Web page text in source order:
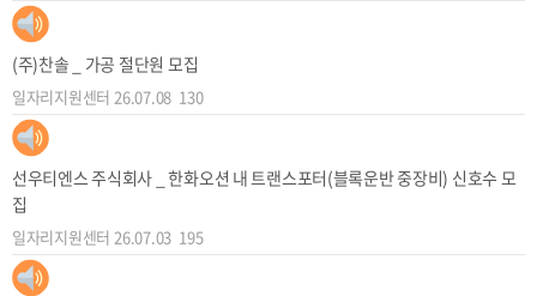
(주)찬솔 _ 가공 절단원 모집
일자리지원센터 26.07.08 130
선우티엔스 주식회사 _ 한화오션 내 트랜스포터(블록운반 중장비) 신호수 모
집
일자리지원센터 26.07.03 195